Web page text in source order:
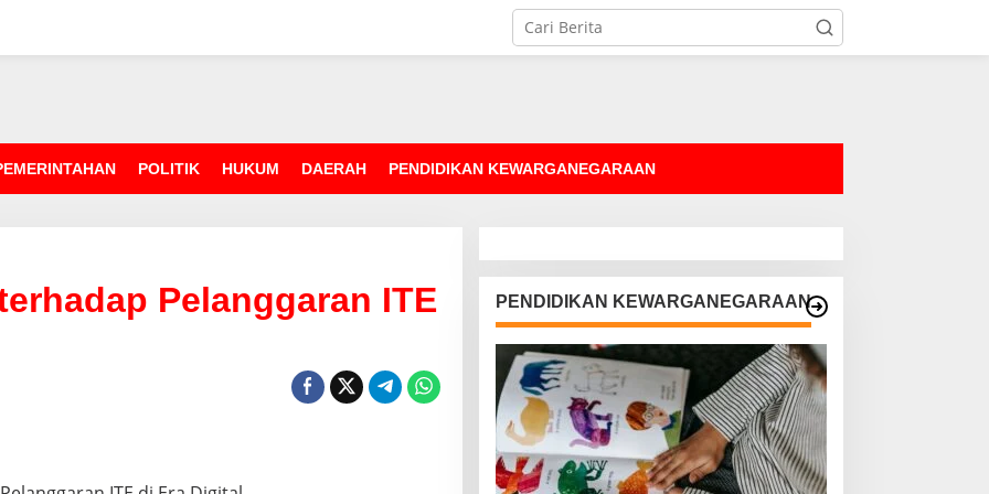
POLITIK HUKUM DAERAH PENDIDIKAN KEWARGANEGARAAN
Pelanggaran ITE
PENDIDIKAN KEWARGANEGARAAN